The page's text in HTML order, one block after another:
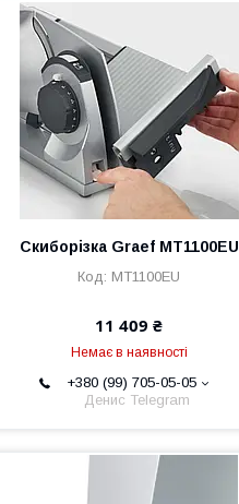
Скиборізка Graef MT1100EU
MT1100EU
11 409 ₴
Немає в наявності
+380 (99) 705-05-05
Денис Telegram